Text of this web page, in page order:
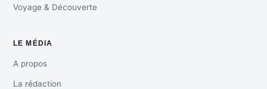
Voyage & Découverte
LE MÉDIA
A propos
La rédaction